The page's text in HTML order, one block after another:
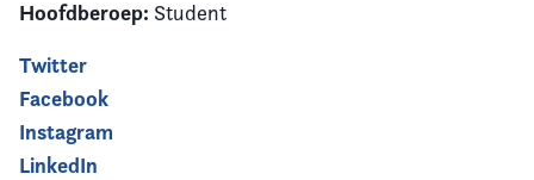
Hoofdberoep: Student
Twitter
Facebook
Instagram
LinkedIn